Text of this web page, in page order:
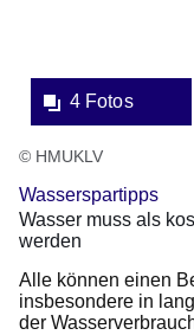
4 Fotos
© HMUKLV
Wasserspartipps
Wasser muss als
werden
Alle können einen
insbesondere in
der